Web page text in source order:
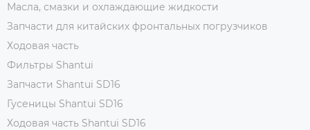
Масла, смазки и охлаждающие жидкости
Запчасти для китайских фронтальных погрузчиков
Ходовая часть
Фильтры Shantui
Запчасти Shantui SD16
Гусеницы Shantui SD16
Ходовая часть Shantui SD16